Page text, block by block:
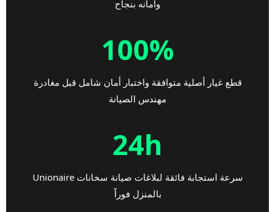
وأمانه بنجاح
100%
قطع غيار أصلية متوافقة واختبار أمان شامل قبل مغادرة
مهندس الصيانة
24h
سرعة استجابة فائقة لبلاغات صيانة سخانات Unionaire
بالمنزل فوراً